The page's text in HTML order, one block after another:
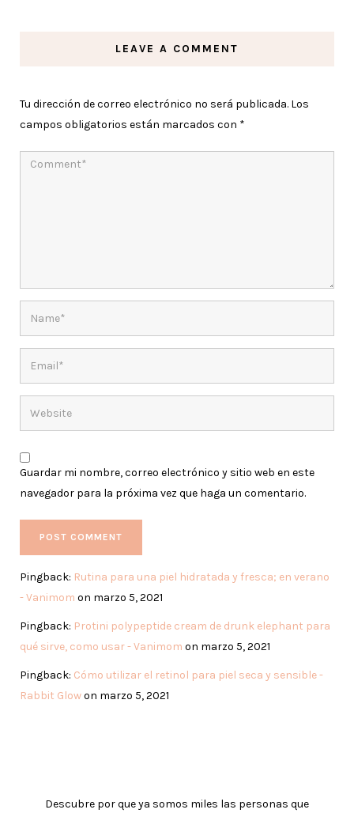
LEAVE A COMMENT
Tu dirección de correo electrónico no será publicada. Los
campos obligatorios están marcados con *
Guardar mi nombre, correo electrónico y sitio web en este
navegador para la próxima vez que haga un comentario.
Pingback: Rutina para una piel hidratada y fresca; en verano
- Vanimom on marzo 5, 2021
Pingback: Protini polypeptide cream de drunk elephant para
qué sirve, como usar - Vanimom on marzo 5, 2021
Pingback: Cómo utilizar el retinol para piel seca y sensible -
Rabbit Glowon marzo 5, 2021
Descubre por que ya somos miles las personas que